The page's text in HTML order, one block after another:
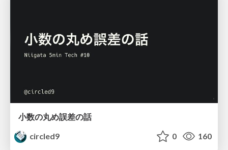
小数の丸め誤差の話
circled9
0 160